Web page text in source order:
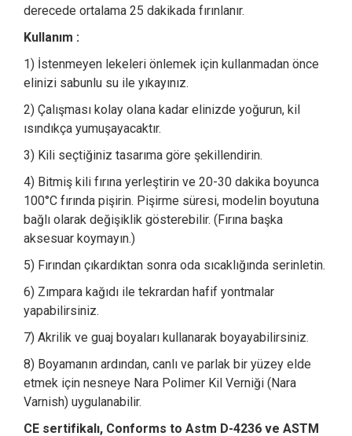
derecede ortalama 25 dakikada fırınlanır.
Kullanım :
1) İstenmeyen lekeleri önlemek için kullanmadan önce
elinizi sabunlu su ile yıkayınız.
2) Çalışması kolay olana kadar elinizde yoğurun, kil
ısındıkça yumuşayacaktır.
3) Kili seçtiğiniz tasarıma göre şekillendirin.
4) Bitmiş kili fırına yerleştirin ve 20-30 dakika boyunca
100°C fırında pişirin. Pişirme süresi, modelin boyutuna
bağlı olarak değişiklik gösterebilir. (Fırına başka
aksesuar koymayın.)
5) Fırından çıkardıktan sonra oda sıcaklığında serinletin.
6) Zımpara kağıdı ile tekrardan hafif yontmalar
yapabilirsiniz.
7) Akrilik ve guaj boyaları kullanarak boyayabilirsiniz.
8) Boyamanın ardından, canlı ve parlak bir yüzey elde
etmek için nesneye Nara Polimer Kil Verniği (Nara
Varnish) uygulanabilir.
CE sertifikalı, Conforms to Astm D-4236 ve ASTM